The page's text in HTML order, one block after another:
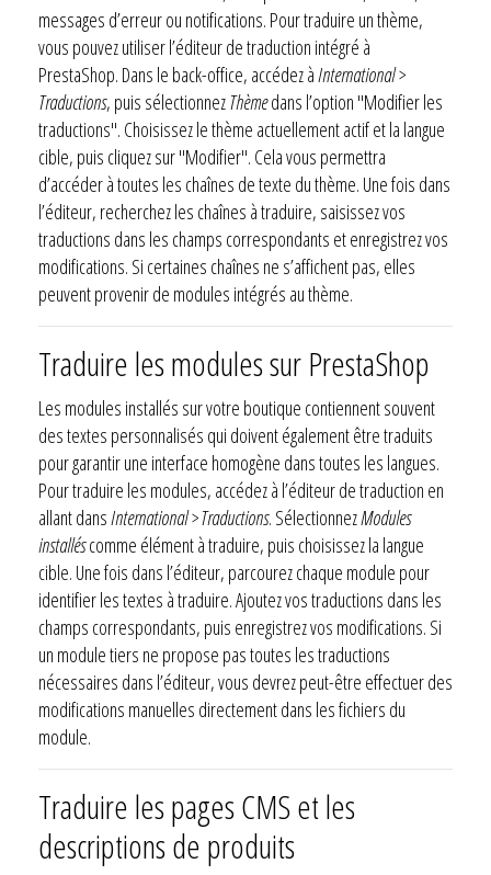
messages d’erreur ou notifications. Pour traduire un thème,
vous pouvez utiliser l’éditeur de traduction intégré à
PrestaShop. Dans le back-office, accédez àInternational >
Traductions, puis sélectionnez Thèmedans l’option "Modifier les
traductions". Choisissez le thème actuellement actif et la langue
cible, puis cliquez sur "Modifier". Cela vous permettra
d’accéder à toutes les chaînes de texte du thème. Une fois dans
l’éditeur, recherchez les chaînes à traduire, saisissez vos
traductions dans les champs correspondants et enregistrez vos
modifications. Si certaines chaînes ne s’affichent pas, elles
peuvent provenir de modules intégrés au thème.
Traduire les modules sur PrestaShop
Les modules installés sur votre boutique contiennent souvent
des textes personnalisés qui doivent également être traduits
pour garantir une interface homogène dans toutes les langues.
Pour traduire les modules, accédez à l’éditeur de traduction en
allant dansInternational > Traductions. SélectionnezModules
installéscomme élément à traduire, puis choisissez la langue
cible. Une fois dans l’éditeur, parcourez chaque module pour
identifier les textes à traduire. Ajoutez vos traductions dans les
champs correspondants, puis enregistrez vos modifications. Si
un module tiers ne propose pas toutes les traductions
nécessaires dans l’éditeur, vous devrez peut-être effectuer des
modifications manuelles directement dans les fichiers du
module.
Traduire les pages CMS et les
descriptions de produits